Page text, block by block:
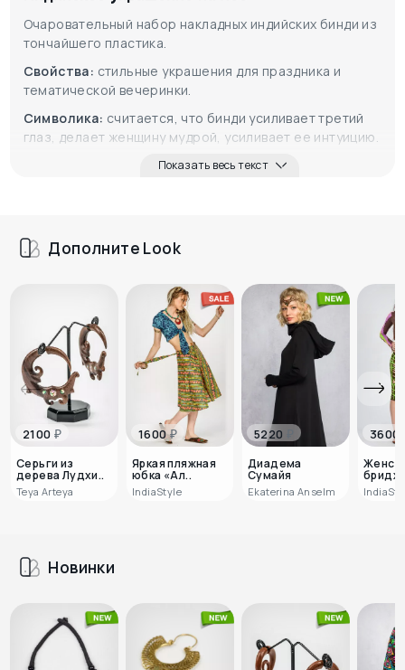
Очаровательный набор накладных индийских бинди из
тончайшего пластика.
Свойства: стильные украшения для праздника и
тематической вечеринки.
Символика: считается, что бинди усиливает третий
глаз, делает женщину мудрой, усиливает ее интуицию.
Показать весь текст
Дополните Look
2100 ₽
Серьги из
дерева Лудхи..
Teya Arteya
1600₽
Яркая пляжная
юбка «Ал..
IndiaStyle
5220
Диадема
Сумайя
Ekaterina Anselm
3600
Новинки